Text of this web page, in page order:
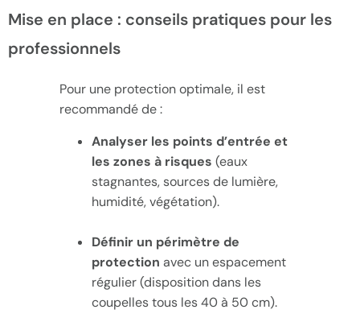
Mise en place : conseils pratiques pour les
professionnels
Pour une protection optimale, il est
recommandé de :
Analyser les points d’entrée et
les zones à risques (eaux
stagnantes, sources de lumière,
humidité, végétation).
Définir un périmètre de
protection avec un espacement
régulier (disposition dans les
coupelles tous les 40 à 50 cm).